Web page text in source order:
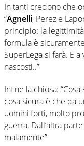
In tanti credono che
“Agnelli, Perez e
principio: la
formula è
SuperLega si farà. E
nascosti..”
Infine la chiosa:
cosa sicura è che da
uomini forti, molto
guerra. Dall’altra
malamente”